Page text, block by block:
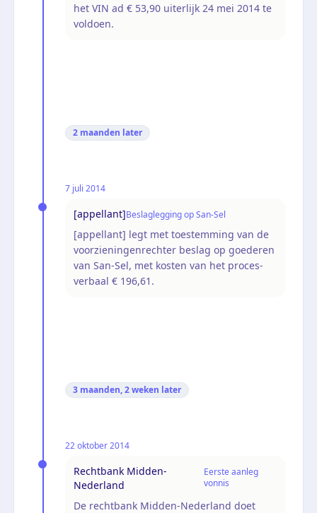
het VIN ad € 53,90 uiterlijk 24 mei 2014 te
voldoen.
2 maanden later
7 juli 2014
[appellant]Beslaglegging op San-Sel
[appellant] legt met toestemming van de
voorzieningenrechter beslag op goederen
van San-Sel, met kosten van het proces-
verbaal € 196,61.
3 maanden, 2 weken later
22 oktober 2014
Rechtbank Midden-
Nederland
Eerste aanleg
vonnis
De rechtbank Midden-Nederland doet